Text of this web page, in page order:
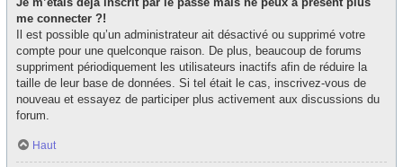
me connecter ?!
Il est possible qu’un administrateur ait désactivé ou supprimé votre
compte pour une quelconque raison. De plus, beaucoup de forums
suppriment périodiquement les utilisateurs inactifs afin de réduire la
taille de leur base de données. Si tel était le cas, inscrivez-vous de
nouveau et essayez de participer plus activement aux discussions du
forum.
Haut